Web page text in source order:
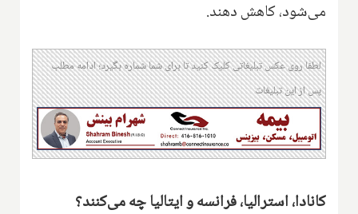
می‌شود، کاهش دهند.
لطفا روی عکس تبلیغاتی کلیک کنید تا برای شما شماره بگیرد؛ ادامه مطلب
پس از این تبلیغات
کانادا، استرالیا، فرانسه و ایتالیا چه می‌کنند؟